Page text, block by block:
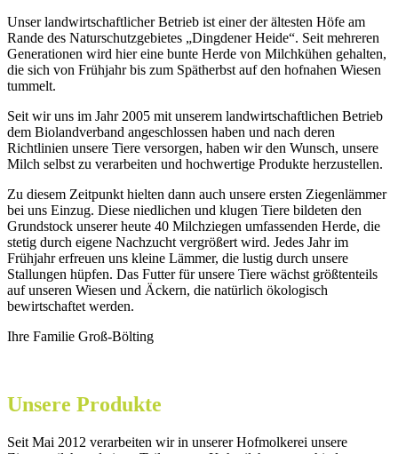
Unser landwirtschaftlicher Betrieb ist einer der ältesten Höfe am
Rande des Naturschutzgebietes „Dingdener Heide“. Seit mehreren
Generationen wird hier eine bunte Herde von Milchkühen gehalten,
die sich von Frühjahr bis zum Spätherbst auf den hofnahen Wiesen
tummelt.
Seit wir uns im Jahr 2005 mit unserem landwirtschaftlichen Betrieb
dem Biolandverband angeschlossen haben und nach deren
Richtlinien unsere Tiere versorgen, haben wir den Wunsch, unsere
Milch selbst zu verarbeiten und hochwertige Produkte herzustellen.
Zu diesem Zeitpunkt hielten dann auch unsere ersten Ziegenlämmer
bei uns Einzug. Diese niedlichen und klugen Tiere bildeten den
Grundstock unserer heute 40 Milchziegen umfassenden Herde, die
stetig durch eigene Nachzucht vergrößert wird. Jedes Jahr im
Frühjahr erfreuen uns kleine Lämmer, die lustig durch unsere
Stallungen hüpfen. Das Futter für unsere Tiere wächst größtenteils
auf unseren Wiesen und Äckern, die natürlich ökologisch
bewirtschaftet werden.
Ihre Familie Groß-Bölting
Unsere Produkte
Seit Mai 2012 verarbeiten wir in unserer Hofmolkerei unsere